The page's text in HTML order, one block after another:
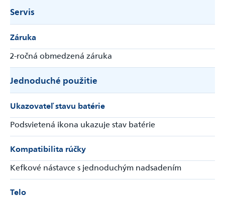
Servis
Záruka
2-ročná obmedzená záruka
Jednoduché použitie
Ukazovateľ stavu batérie
Podsvietená ikona ukazuje stav batérie
Kompatibilita rúčky
Kefkové nástavce s jednoduchým nadsadením
Telo